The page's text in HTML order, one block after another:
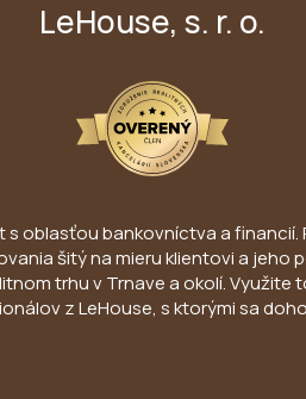
LeHouse, s. r. o.
oblasťou bankovníctva a
šitý na mieru klientovi a jeho
trhu v Trnave a okolí.
z LeHouse, s ktorými sa